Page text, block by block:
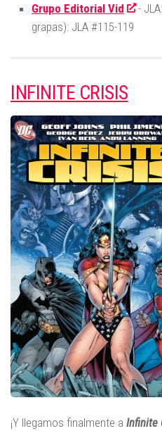
Grupo Editorial Vid
-
grapas): JLA #115-119
INFINITE CRISIS
¡Y llegamos finalmente a Infinite